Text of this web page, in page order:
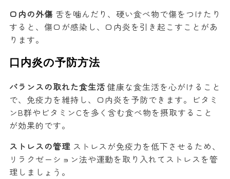
口内の外傷舌を噛んだり、硬い食べ物で傷をつけたり
すると、傷口が感染し、口内炎を引き起こすことがあ
ります。
口内炎の予防方法
バランスの取れた食生活健康な食生活を心がけること
で、免疫力を維持し、口内炎を予防できます。ビタミ
ンB群やビタミンCを多く含む食べ物を摂取すること
が効果的です。
ストレスの管理ストレスが免疫力を低下させるため、
リラクゼーション法や運動を取り入れてストレスを管
理しましょう。